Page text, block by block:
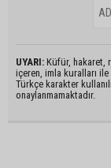
UYARI: Küfür, hakaret,
içeren, imla kuralları ile
Türkçe karakter
onaylanmamaktadır.